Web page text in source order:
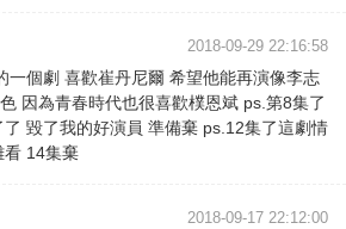
2018-09-29 22:16:58
一個劇 喜歡崔丹尼爾 希望他能再演像李志
因為青春時代也很喜歡樸恩斌 ps.第8集了
毀了我的好演員 準備棄 ps.12集了這劇情
看 14集棄
2018-09-17 22:12:00